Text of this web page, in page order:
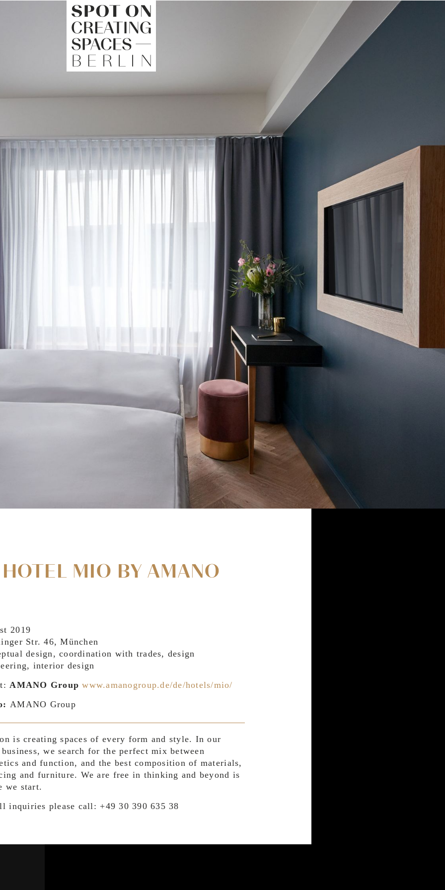
HOTEL MIO BY AMANO
2019
Str. 46, München
design, coordination with trades, design
interior design
AMANO Groupwww.amanogroup.de/de/hotels/mio/
AMANO Group
is creating spaces of every form and style. In our
we search for the perfect mix between
and function, and the best composition of materials,
and furniture. We are free in thinking and beyond is
we start.
inquiries please call: +49 30 390 635 38